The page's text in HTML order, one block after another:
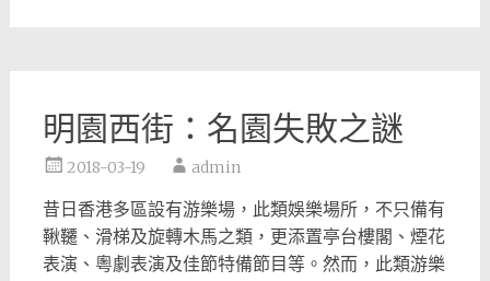
明園西街：名園失敗之謎
2018-03-19 admin
昔日香港多區設有游樂場，此類娛樂場所，不只備有
鞦韆、 滑梯及旋轉木馬之類，更添置亭台樓閣、煙花
表演、 粵劇表演及佳節特備節目等。然而，此類游樂